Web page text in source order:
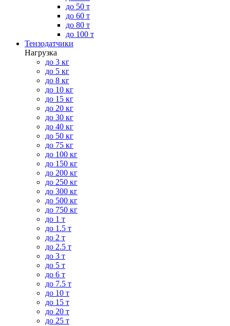
до 50 т
до 60 т
до 80 т
до 100 т
Тензодатчики
Нагрузка
до 3 кг
до 5 кг
до 8 кг
до 10 кг
до 15 кг
до 20 кг
до 30 кг
до 40 кг
до 50 кг
до 75 кг
до 100 кг
до 150 кг
до 200 кг
до 250 кг
до 300 кг
до 500 кг
до 750 кг
до 1 т
до 1.5 т
до 2 т
до 2.5 т
до 3 т
до 5 т
до 6 т
до 7.5 т
до 10 т
до 15 т
до 20 т
до 25 т